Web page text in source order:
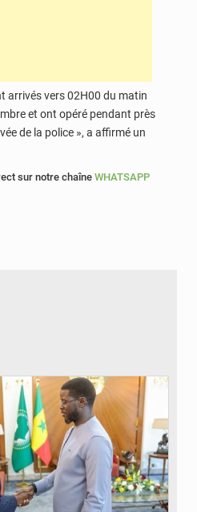
arrivés vers 02H00 du matin
et ont opéré pendant près
de la police », a affirmé un
sur notre chaîne WHATSAPP